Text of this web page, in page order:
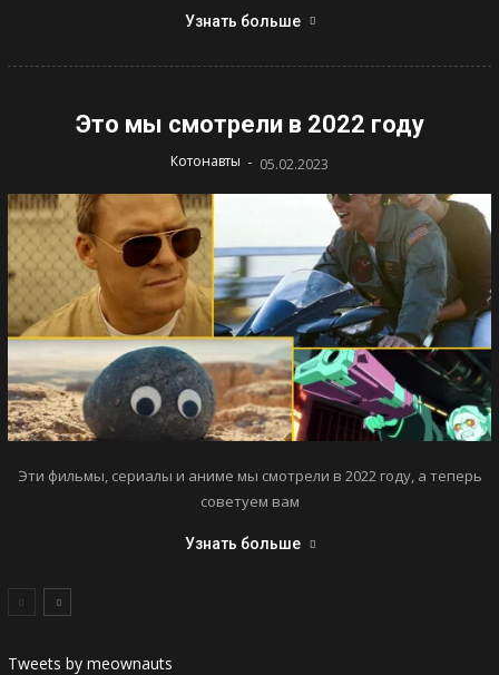
Узнать больше
Это мы смотрели в 2022 году
Котонавты - 05.02.2023
Эти фильмы, сериалы и аниме мы смотрели в 2022 году, а теперь
советуем вам
Узнать больше
Tweets by meownauts